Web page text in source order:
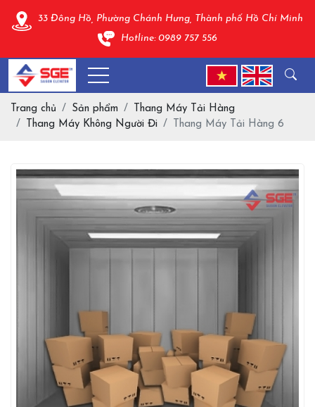
33 Đông Hồ, Phường Chánh Hưng, Thành phố Hồ Chí Minh
Hotline: 0989 757 556
Trang chủ Sản phẩm
Thang Máy Tải Hàng
Thang Máy Không Người Đi
Thang Máy Tải Hàng 6